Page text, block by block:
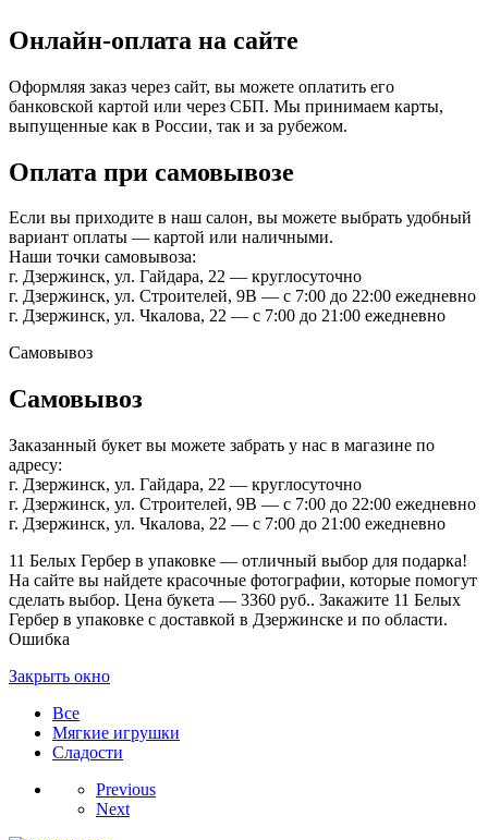
Онлайн-оплата на сайте
Оформляя заказ через сайт, вы можете оплатить его
банковской картой или через СБП. Мы принимаем карты,
выпущенные как в России, так и за рубежом.
Оплата при самовывозе
Если вы приходите в наш салон, вы можете выбрать удобный
вариант оплаты — картой или наличными.
Наши точки самовывоза:
г. Дзержинск, ул. Гайдара, 22 — круглосуточно
г. Дзержинск, ул. Строителей, 9В — с 7:00 до 22:00 ежедневно
г. Дзержинск, ул. Чкалова, 22 — с 7:00 до 21:00 ежедневно
Самовывоз
Самовывоз
Заказанный букет вы можете забрать у нас в магазине по
адресу:
г. Дзержинск, ул. Гайдара, 22 — круглосуточно
г. Дзержинск, ул. Строителей, 9В — с 7:00 до 22:00 ежедневно
г. Дзержинск, ул. Чкалова, 22 — с 7:00 до 21:00 ежедневно
11 Белых Гербер в упаковке — отличный выбор для подарка!
На сайте вы найдете красочные фотографии, которые помогут
сделать выбор. Цена букета — 3360 руб.. Закажите 11 Белых
Гербер в упаковке с доставкой в Дзержинске и по области.
Ошибка
Закрыть окно
Все
Мягкие игрушки
Сладости
Previous
Next